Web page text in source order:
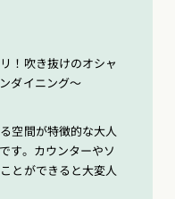
！吹き抜けのオシャ
ダイニング〜
空間が特徴的な大人
す。カウンターやソ
とができると大変人